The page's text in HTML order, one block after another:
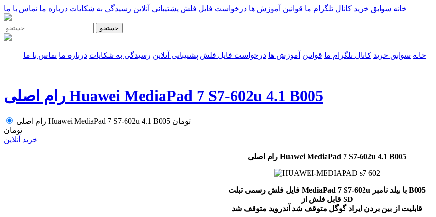
خانه سوابق خرید کانال تلگرام ما قوانین آموزش ها درخواست فایل فلش پشتیبانی آنلاین رسیدگی به شکایات درباره ما تماس با ما
جستجو
خانه سوابق خرید کانال تلگرام ما قوانین آموزش ها درخواست فایل فلش پشتیبانی آنلاین رسیدگی به شکایات درباره ما تماس با ما
رام اصلی Huawei MediaPad 7 S7-602u 4.1 B005
رام اصلی Huawei MediaPad 7 S7-602u 4.1 B005 تومان
تومان
خرید آنلاین
رام اصلی Huawei MediaPad 7 S7-602u 4.1 B005
فایل فلش رسمی تبلت MediaPad 7 S7-602u با بیلد نامبر B005
قابل فلش از SD
قابلیت از بین بردن ایراد گوگل متوقف شد آندروید متوقف شد